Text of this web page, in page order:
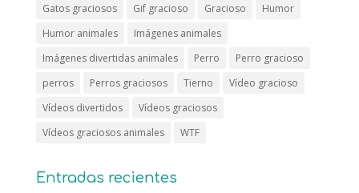
Gatos graciosos
Gif gracioso Gracioso
Humor
Humor animales
Imágenes animales
Imágenes divertidas animales
Perro
Perro gracioso
perros
Perros graciosos Tierno
Vídeo gracioso
Vídeos divertidos
Vídeos graciosos
Vídeos graciosos animales
WTF
Entradas recientes